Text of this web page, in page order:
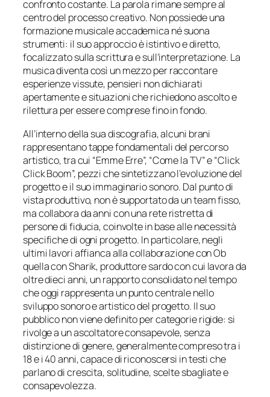
confronto costante. La parola rimane sempre al
centro del processo creativo. Non possiede una
formazione musicale accademica né suona
strumenti: il suo approccio è istintivo e diretto,
focalizzato sulla scrittura e sull’interpretazione. La
musica diventa così un mezzo per raccontare
esperienze vissute, pensieri non dichiarati
apertamente e situazioni che richiedono ascolto e
rilettura per essere comprese fino in fondo.
All’interno della sua discografia, alcuni brani
rappresentano tappe fondamentali del percorso
artistico, tra cui “Emme Erre”, “Come la TV” e “Click
Click Boom”, pezzi che sintetizzano l’evoluzione del
progetto e il suo immaginario sonoro. Dal punto di
vista produttivo, non è supportato da un team fisso,
ma collabora da anni con una rete ristretta di
persone di fiducia, coinvolte in base alle necessità
specifiche di ogni progetto. In particolare, negli
ultimi lavori affianca alla collaborazione con Ob
quella con Sharik, produttore sardo con cui lavora da
oltre dieci anni, un rapporto consolidato nel tempo
che oggi rappresenta un punto centrale nello
sviluppo sonoro e artistico del progetto. Il suo
pubblico non viene definito per categorie rigide: si
rivolge a un ascoltatore consapevole, senza
distinzione di genere, generalmente compreso tra i
18 e i 40 anni, capace di riconoscersi in testi che
parlano di crescita, solitudine, scelte sbagliate e
consapevolezza.